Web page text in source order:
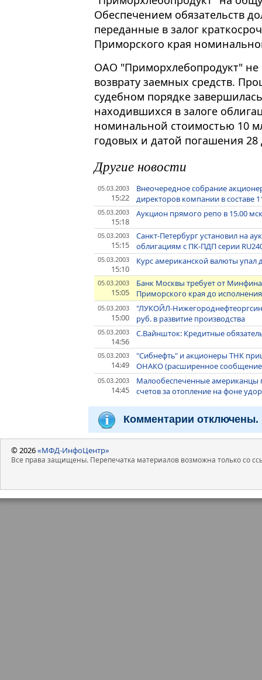
Обеспечением обязательств
переданные в залог
Приморского края
ОАО "Приморхлебопродукт" не
возврату заемных средств.
судебном порядке
находившихся в залоге
номинальной стоимостью 10
годовых и датой погашения 28
Другие новости
05.03.2003
15:22
Внеочередное собрание
директоров компании в составе
05.03.2003
15:18
Аукцион прямого репо в 15.00
05.03.2003
15:15
Санкт-Петербург установил на
облигациям с ПК-ПДП серии
05.03.2003
15:10
Курс американской валюты упал
05.03.2003
15:05
Банк Москвы требует от
Приморского края до
05.03.2003
15:00
"ЛУКОЙЛ-
руб. в развитие производства
05.03.2003
14:56
С.Вайншток: Кредитные
05.03.2003
14:49
"Сибнефть" и акционеры ТНК
ОНАКО (расширенное
05.03.2003
14:45
Малообеспеченные американцы
счетов за отопление на фоне
Комментарии отключены.
© 2026«МФД-ИнфоЦентр»
Все права защищены. Перепечатка материалов возможна только со